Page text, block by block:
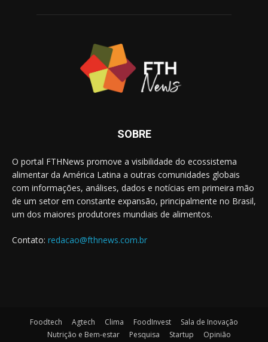
SOBRE
O portal FTHNews promove a visibilidade do ecossistema
alimentar da América Latina a outras comunidades globais
com informações, análises, dados e notícias em primeira mão
de um setor em constante expansão, principalmente no Brasil,
um dos maiores produtores mundiais de alimentos.
Contato: redacao@fthnews.com.br
Foodtech Agtech Clima FoodInvest
Sala de Inovação
Nutrição e Bem-estar
Pesquisa Startup Opinião